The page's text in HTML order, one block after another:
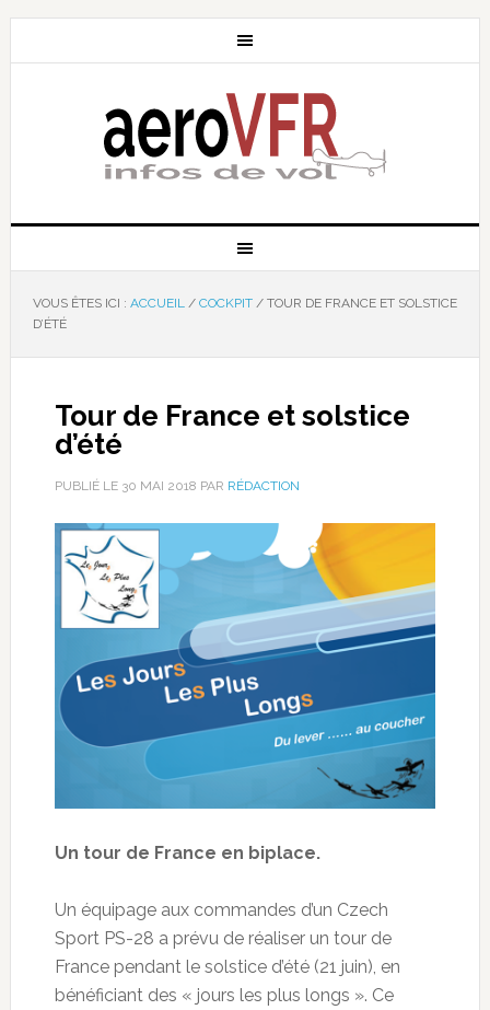
VOUS ÊTES ICI : ACCUEIL / COCKPIT /TOUR DE FRANCE ET SOLSTICE
D’ÉTÉ
Tour de France et solstice
d’été
PUBLIÉ LE 30 MAI 2018 PAR RÉDACTION
Un tour de France en biplace.
Un équipage aux commandes d’un Czech
Sport PS-28 a prévu de réaliser un tour de
France pendant le solstice d’été (21 juin), en
bénéficiant des « jours les plus longs ». Ce